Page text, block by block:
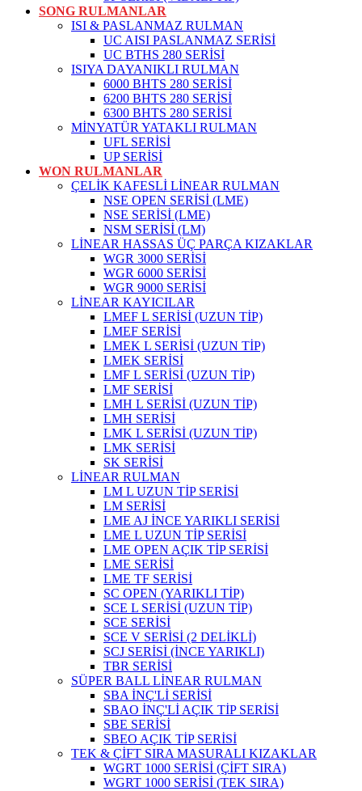
SONG RULMANLAR
ISI & PASLANMAZ RULMAN
UC AISI PASLANMAZ SERİSİ
UC BTHS 280 SERİSİ
ISIYA DAYANIKLI RULMAN
6000 BHTS 280 SERİSİ
6200 BHTS 280 SERİSİ
6300 BHTS 280 SERİSİ
MİNYATÜR YATAKLI RULMAN
UFL SERİSİ
UP SERİSİ
WON RULMANLAR
ÇELİK KAFESLİ LİNEAR RULMAN
NSE OPEN SERİSİ (LME)
NSE SERİSİ (LME)
NSM SERİSİ (LM)
LİNEAR HASSAS ÜÇ PARÇA KIZAKLAR
WGR 3000 SERİSİ
WGR 6000 SERİSİ
WGR 9000 SERİSİ
LİNEAR KAYICILAR
LMEF L SERİSİ (UZUN TİP)
LMEF SERİSİ
LMEK L SERİSİ (UZUN TİP)
LMEK SERİSİ
LMF L SERİSİ (UZUN TİP)
LMF SERİSİ
LMH L SERİSİ (UZUN TİP)
LMH SERİSİ
LMK L SERİSİ (UZUN TİP)
LMK SERİSİ
SK SERİSİ
LİNEAR RULMAN
LM L UZUN TİP SERİSİ
LM SERİSİ
LME AJ İNCE YARIKLI SERİSİ
LME L UZUN TİP SERİSİ
LME OPEN AÇIK TİP SERİSİ
LME SERİSİ
LME TF SERİSİ
SC OPEN (YARIKLI TİP)
SCE L SERİSİ (UZUN TİP)
SCE SERİSİ
SCE V SERİSİ (2 DELİKLİ)
SCJ SERİSİ (İNCE YARIKLI)
TBR SERİSİ
SÜPER BALL LİNEAR RULMAN
SBA İNÇ'Lİ SERİSİ
SBAO İNÇ'Lİ AÇIK TİP SERİSİ
SBE SERİSİ
SBEO AÇIK TİP SERİSİ
TEK & ÇİFT SIRA MASURALI KIZAKLAR
WGRT 1000 SERİSİ (ÇİFT SIRA)
WGRT 1000 SERİSİ (TEK SIRA)